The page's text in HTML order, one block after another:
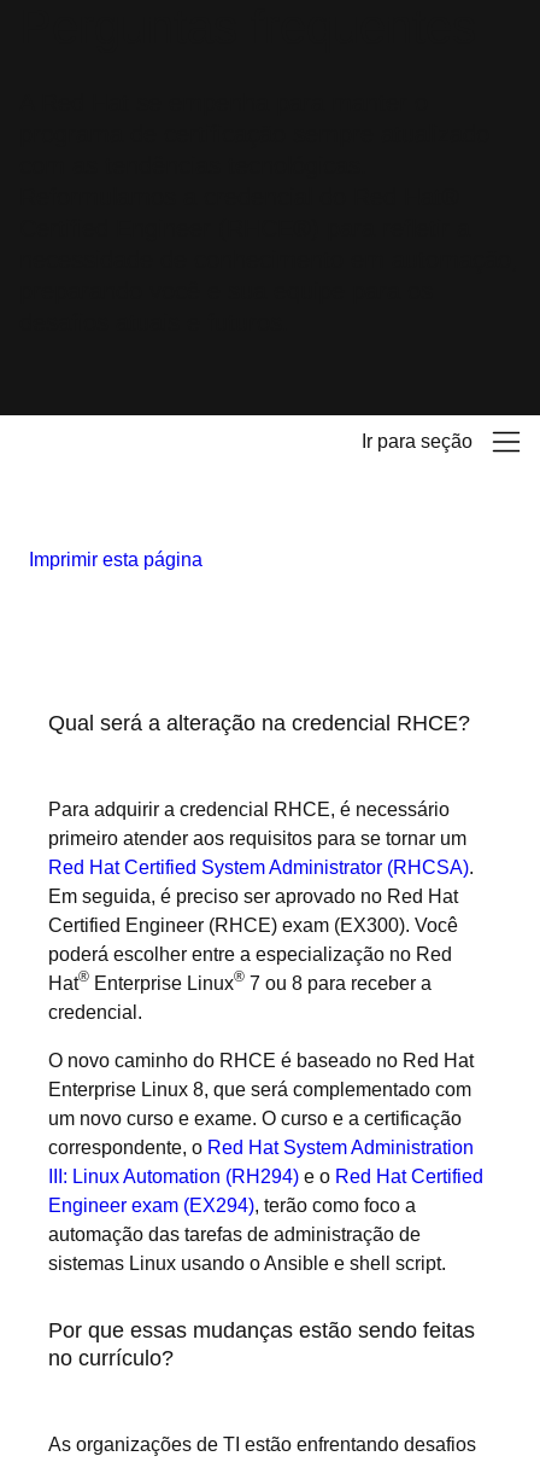
Ir para seção
Imprimir esta página
Qual será a alteração na credencial RHCE?
Para adquirir a credencial RHCE, é necessário
primeiro atender aos requisitos para se tornar um
Red Hat Certified System Administrator (RHCSA).
Em seguida, é preciso ser aprovado no Red Hat
Certified Engineer (RHCE) exam (EX300). Você
poderá escolher entre a especialização no Red
Hat® Enterprise Linux® 7 ou 8 para receber a
credencial.
O novo caminho do RHCE é baseado no Red Hat
Enterprise Linux 8, que será complementado com
um novo curso e exame. O curso e a certificação
correspondente, o Red Hat System Administration
III: Linux Automation (RH294) e o Red Hat Certified
Engineer exam (EX294), terão como foco a
automação das tarefas de administração de
sistemas Linux usando o Ansible e shell script.
Por que essas mudanças estão sendo feitas
no currículo?
As organizações de TI estão enfrentando desafios